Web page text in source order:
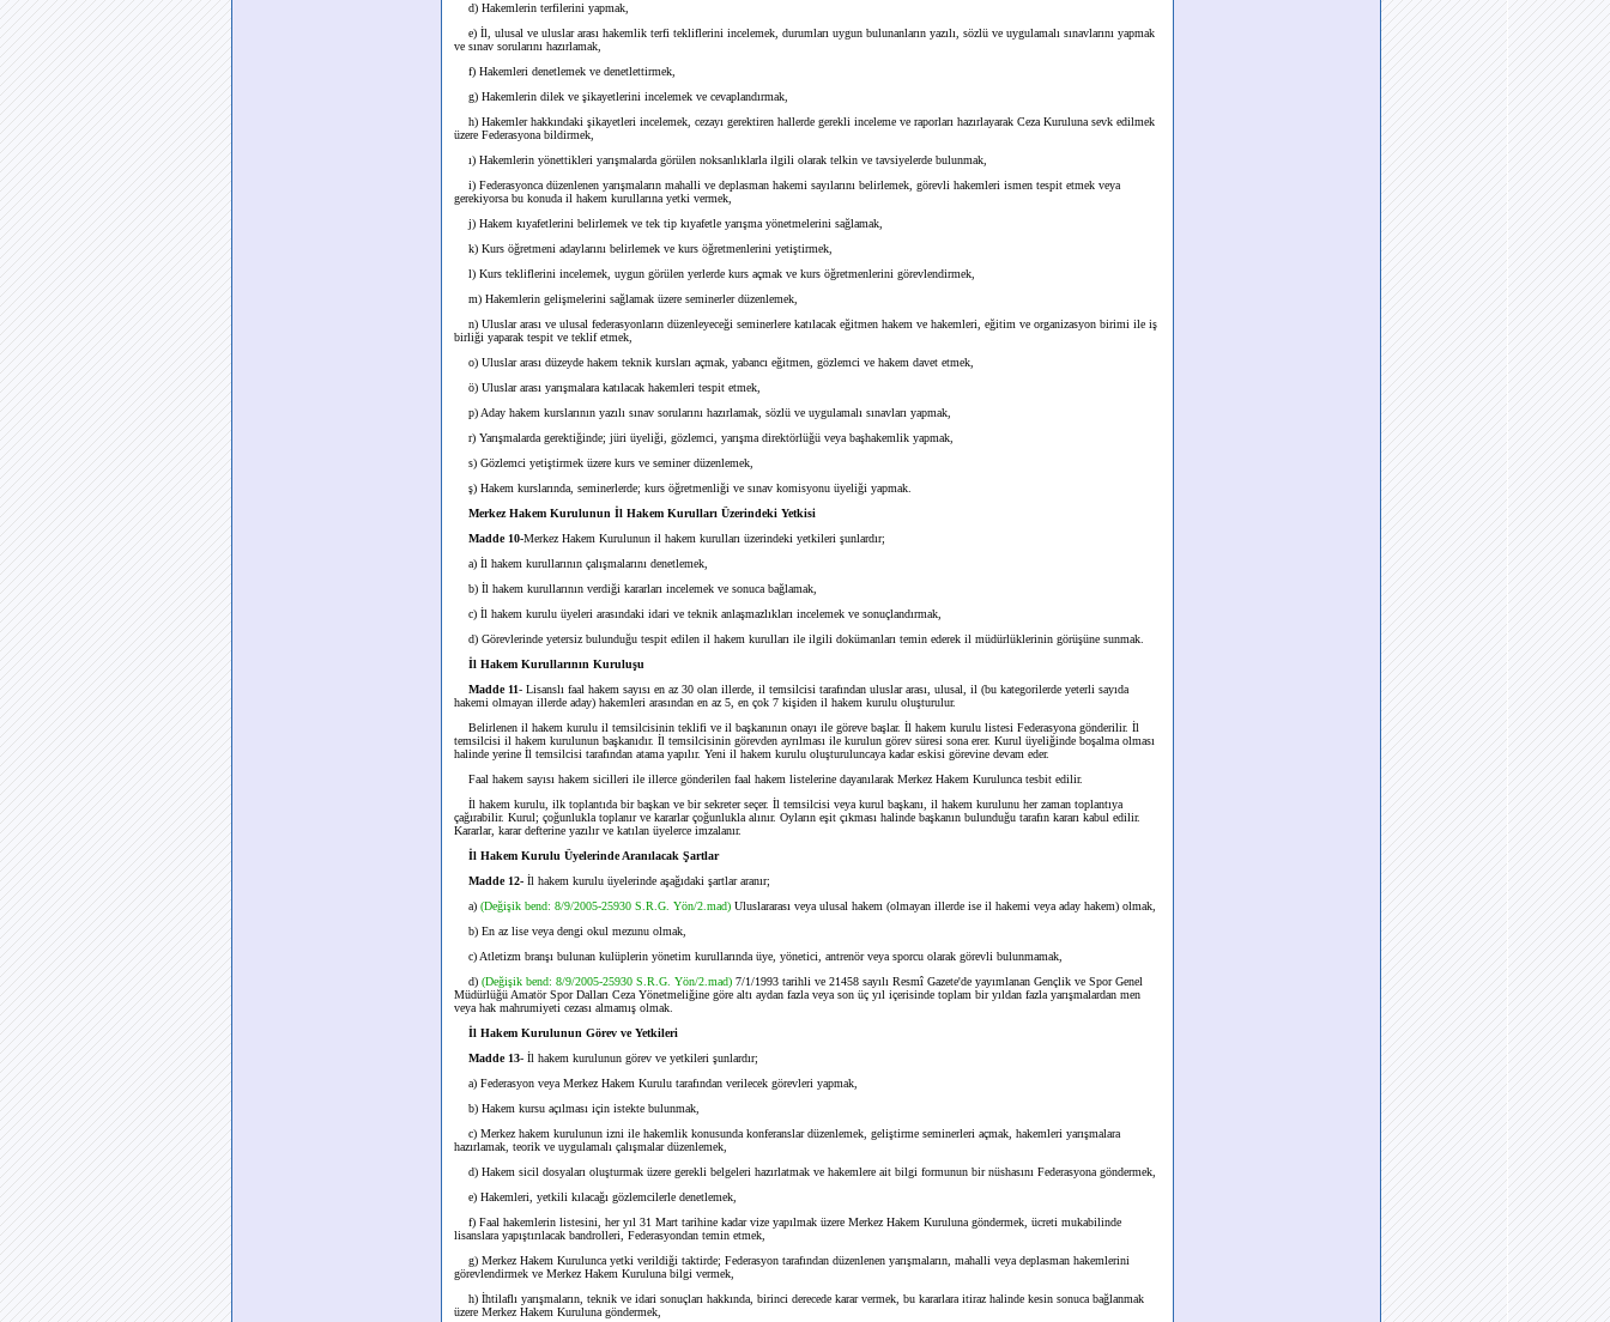
d) Hakemlerin terfilerini yapmak,
e) İl, ulusal ve uluslar arası hakemlik terfi tekliflerini incelemek, durumları uygun bulunanların yazılı, sözlü ve uygulamalı sınavlarını yapmak
ve sınav sorularını hazırlamak,
f) Hakemleri denetlemek ve denetlettirmek,
g) Hakemlerin dilek ve şikayetlerini incelemek ve cevaplandırmak,
h) Hakemler hakkındaki şikayetleri incelemek, cezayı gerektiren hallerde gerekli inceleme ve raporları hazırlayarak Ceza Kuruluna sevk edilmek
üzere Federasyona bildirmek,
ı) Hakemlerin yönettikleri yarışmalarda görülen noksanlıklarla ilgili olarak telkin ve tavsiyelerde bulunmak,
i) Federasyonca düzenlenen yarışmaların mahalli ve deplasman hakemi sayılarını belirlemek, görevli hakemleri ismen tespit etmek veya
gerekiyorsa bu konuda il hakem kurullarına yetki vermek,
j) Hakem kıyafetlerini belirlemek ve tek tip kıyafetle yarışma yönetmelerini sağlamak,
k) Kurs öğretmeni adaylarını belirlemek ve kurs öğretmenlerini yetiştirmek,
l) Kurs tekliflerini incelemek, uygun görülen yerlerde kurs açmak ve kurs öğretmenlerini görevlendirmek,
m) Hakemlerin gelişmelerini sağlamak üzere seminerler düzenlemek,
n) Uluslar arası ve ulusal federasyonların düzenleyeceği seminerlere katılacak eğitmen hakem ve hakemleri, eğitim ve organizasyon birimi ile iş
birliği yaparak tespit ve teklif etmek,
o) Uluslar arası düzeyde hakem teknik kursları açmak, yabancı eğitmen, gözlemci ve hakem davet etmek,
ö) Uluslar arası yarışmalara katılacak hakemleri tespit etmek,
p) Aday hakem kurslarının yazılı sınav sorularını hazırlamak, sözlü ve uygulamalı sınavları yapmak,
r) Yarışmalarda gerektiğinde; jüri üyeliği, gözlemci, yarışma direktörlüğü veya başhakemlik yapmak,
s) Gözlemci yetiştirmek üzere kurs ve seminer düzenlemek,
ş) Hakem kurslarında, seminerlerde; kurs öğretmenliği ve sınav komisyonu üyeliği yapmak.
Merkez Hakem Kurulunun İl Hakem Kurulları Üzerindeki Yetkisi
Madde 10-Merkez Hakem Kurulunun il hakem kurulları üzerindeki yetkileri şunlardır;
a) İl hakem kurullarının çalışmalarını denetlemek,
b) İl hakem kurullarının verdiği kararları incelemek ve sonuca bağlamak,
c) İl hakem kurulu üyeleri arasındaki idari ve teknik anlaşmazlıkları incelemek ve sonuçlandırmak,
d) Görevlerinde yetersiz bulunduğu tespit edilen il hakem kurulları ile ilgili dokümanları temin ederek il müdürlüklerinin görüşüne sunmak.
İl Hakem Kurullarının Kuruluşu
Madde 11- Lisanslı faal hakem sayısı en az 30 olan illerde, il temsilcisi tarafından uluslar arası, ulusal, il (bu kategorilerde yeterli sayıda
hakemi olmayan illerde aday) hakemleri arasından en az 5, en çok 7 kişiden il hakem kurulu oluşturulur.
Belirlenen il hakem kurulu il temsilcisinin teklifi ve il başkanının onayı ile göreve başlar. İl hakem kurulu listesi Federasyona gönderilir. İl
temsilcisi il hakem kurulunun başkanıdır. İl temsilcisinin görevden ayrılması ile kurulun görev süresi sona erer. Kurul üyeliğinde boşalma olması
halinde yerine İl temsilcisi tarafından atama yapılır. Yeni il hakem kurulu oluşturuluncaya kadar eskisi görevine devam eder.
Faal hakem sayısı hakem sicilleri ile illerce gönderilen faal hakem listelerine dayanılarak Merkez Hakem Kurulunca tesbit edilir.
İl hakem kurulu, ilk toplantıda bir başkan ve bir sekreter seçer. İl temsilcisi veya kurul başkanı, il hakem kurulunu her zaman toplantıya
çağırabilir. Kurul; çoğunlukla toplanır ve kararlar çoğunlukla alınır. Oyların eşit çıkması halinde başkanın bulunduğu tarafın kararı kabul edilir.
Kararlar, karar defterine yazılır ve katılan üyelerce imzalanır.
İl Hakem Kurulu Üyelerinde Aranılacak Şartlar
Madde 12- İl hakem kurulu üyelerinde aşağıdaki şartlar aranır;
a) (Değişik bend: 8/9/2005-25930 S.R.G. Yön/2.mad) Uluslararası veya ulusal hakem (olmayan illerde ise il hakemi veya aday hakem) olmak,
b) En az lise veya dengi okul mezunu olmak,
c) Atletizm branşı bulunan kulüplerin yönetim kurullarında üye, yönetici, antrenör veya sporcu olarak görevli bulunmamak,
d) (Değişik bend: 8/9/2005-25930 S.R.G. Yön/2.mad) 7/1/1993 tarihli ve 21458 sayılı Resmî Gazete'de yayımlanan Gençlik ve Spor Genel
Müdürlüğü Amatör Spor Dalları Ceza Yönetmeliğine göre altı aydan fazla veya son üç yıl içerisinde toplam bir yıldan fazla yarışmalardan men
veya hak mahrumiyeti cezası almamış olmak.
İl Hakem Kurulunun Görev ve Yetkileri
Madde 13- İl hakem kurulunun görev ve yetkileri şunlardır;
a) Federasyon veya Merkez Hakem Kurulu tarafından verilecek görevleri yapmak,
b) Hakem kursu açılması için istekte bulunmak,
c) Merkez hakem kurulunun izni ile hakemlik konusunda konferanslar düzenlemek, geliştirme seminerleri açmak, hakemleri yarışmalara
hazırlamak, teorik ve uygulamalı çalışmalar düzenlemek,
d) Hakem sicil dosyaları oluşturmak üzere gerekli belgeleri hazırlatmak ve hakemlere ait bilgi formunun bir nüshasını Federasyona göndermek,
e) Hakemleri, yetkili kılacağı gözlemcilerle denetlemek,
f) Faal hakemlerin listesini, her yıl 31 Mart tarihine kadar vize yapılmak üzere Merkez Hakem Kuruluna göndermek, ücreti mukabilinde
lisanslara yapıştırılacak bandrolleri, Federasyondan temin etmek,
g) Merkez Hakem Kurulunca yetki verildiği taktirde; Federasyon tarafından düzenlenen yarışmaların, mahalli veya deplasman hakemlerini
görevlendirmek ve Merkez Hakem Kuruluna bilgi vermek,
h) İhtilaflı yarışmaların, teknik ve idari sonuçları hakkında, birinci derecede karar vermek, bu kararlara itiraz halinde kesin sonuca bağlanmak
üzere Merkez Hakem Kuruluna göndermek,